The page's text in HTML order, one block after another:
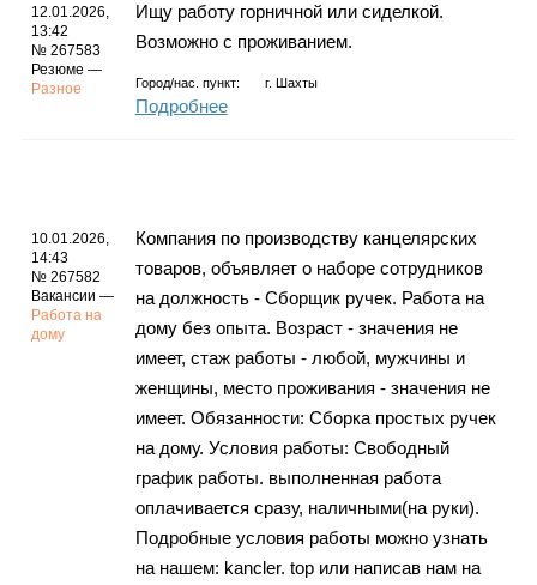
12.01.2026,
13:42
№ 267583
Резюме —
Разное
Ищу работу горничной или сиделкой.
Возможно с проживанием.
Город/нас. пункт: г. Шахты
Подробнее
10.01.2026,
14:43
№ 267582
Вакансии —
Работа на
дому
Компания по производству канцелярских
товаров, объявляет о наборе сотрудников
на должность - Сборщик ручек. Работа на
дому без опыта. Возраст - значения не
имеет, стаж работы - любой, мужчины и
женщины, место проживания - значения не
имеет. Обязанности: Сборка простых ручек
на дому. Условия работы: Свободный
график работы. выполненная работа
оплачивается сразу, наличными(на руки).
Подробные условия работы можно узнать
на нашем: kancler. top или написав нам на